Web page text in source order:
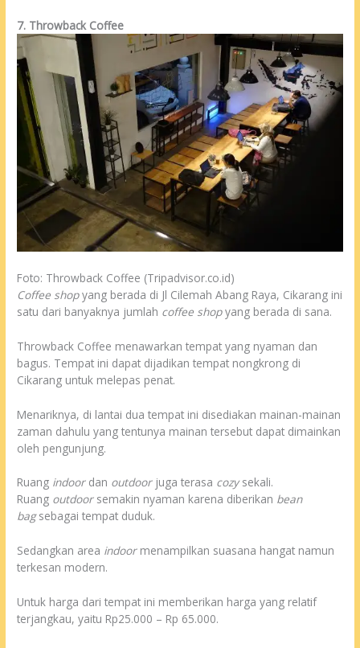
7. Throwback Coffee
Foto: Throwback Coffee (Tripadvisor.co.id)
Coffee shopyang berada di Jl Cilemah Abang Raya, Cikarang ini
satu dari banyaknya jumlah coffee shopyang berada di sana.
Throwback Coffee menawarkan tempat yang nyaman dan
bagus. Tempat ini dapat dijadikan tempat nongkrong di
Cikarang untuk melepas penat.
Menariknya, di lantai dua tempat ini disediakan mainan-mainan
zaman dahulu yang tentunya mainan tersebut dapat dimainkan
oleh pengunjung.
Ruang indoordan outdoorjuga terasa cozysekali.
Ruang outdoorsemakin nyaman karena diberikan bean
bagsebagai tempat duduk.
Sedangkan area indoormenampilkan suasana hangat namun
terkesan modern.
Untuk harga dari tempat ini memberikan harga yang relatif
terjangkau, yaitu Rp25.000 – Rp 65.000.